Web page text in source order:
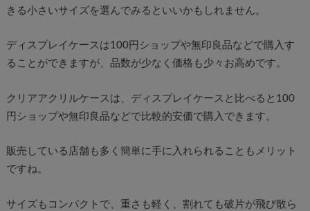
きる小さいサイズを選んでみるといいかもしれません。
ディスプレイケースは100円ショップや無印良品などで購入す
ることができますが、品数が少なく価格も少々お高めです。
クリアアクリルケースは、ディスプレイケースと比べると100
円ショップや無印良品などで比較的安価で購入できます。
販売している店舗も多く簡単に手に入れられることもメリット
ですね。
サイズもコンパクトで、重さも軽く、割れても破片が飛び散ら